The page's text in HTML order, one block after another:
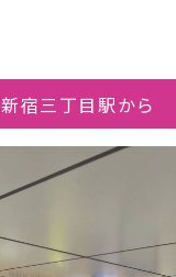
新宿三丁目駅から